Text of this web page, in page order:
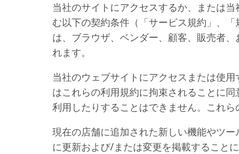
当社のサイトにアクセスするか、または
む以下の契約条件（「サービス規約」、
は、ブラウザ、ベンダー、顧客、販売者
れます。
当社のウェブサイトにアクセスまたは使
はこれらの利用規約に拘束されることに
利用したりすることはできません。これ
現在の店舗に追加された新しい機能やツ
に更新および/または変更を掲載すること